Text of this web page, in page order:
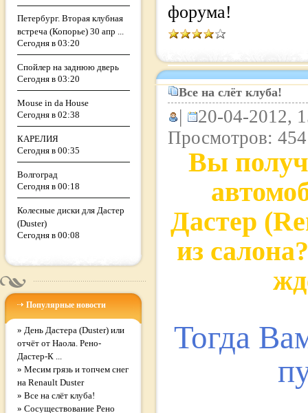
Петербург. Вторая клубная
встреча (Копорье) 30 апр ...
Сегодня в 03:20
Спойлер на заднюю дверь
Сегодня в 03:20
Mouse in da House
Сегодня в 02:38
КАРЕЛИЯ
Сегодня в 00:35
Волгоград
Сегодня в 00:18
Колесные диски для Дастер
(Duster)
Сегодня в 00:08
Популярные новости
» День Дастера (Duster) или
отчёт от Наола. Рено-
Дастер-К ...
» Месим грязь и топчем снег
на Renault Duster
» Все на слёт клуба!
» Сосуществование Рено
форума!
Все на слёт клуба!
|
20-04-2012,
Просмотров: 454
Вы
Дастер
из
Тогда